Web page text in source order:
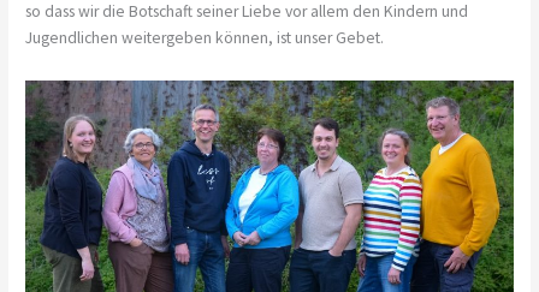
so dass wir die Botschaft seiner Liebe vor allem den Kindern und
Jugendlichen weitergeben können, ist unser Gebet.